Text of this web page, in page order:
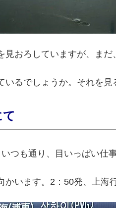
見おろしていますが、まだ
いるでしょうか。それを見
つも通り、目いっぱい仕
います。2：50発、上海